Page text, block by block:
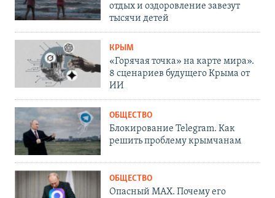
отдых и оздоровление завезут
тысячи детей
КРЫМ
«Горячая точка» на карте мира».
8 сценариев будущего Крыма от
ИИ
ОБЩЕСТВО
Блокирование Telegram. Как
решить проблему крымчанам
ОБЩЕСТВО
Опасный MAX. Почему его